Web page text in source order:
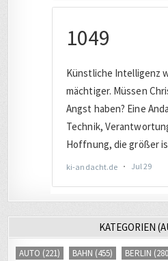
KATEGORIEN
AUTO (221) BAHN (455) BERLIN